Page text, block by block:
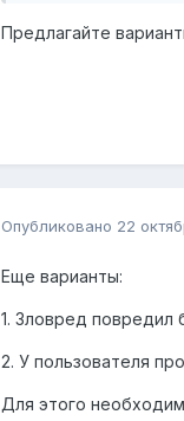
Предлагайте
Опубликовано 22
Еще варианты:
1. Зловред повредил
2. У пользователя
Для этого